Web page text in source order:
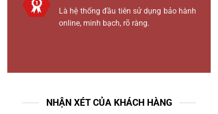
Là hệ thống đầu tiên sử dụng bảo hành
online, minh bạch, rõ ràng.
NHẬN XÉT CỦA KHÁCH HÀNG